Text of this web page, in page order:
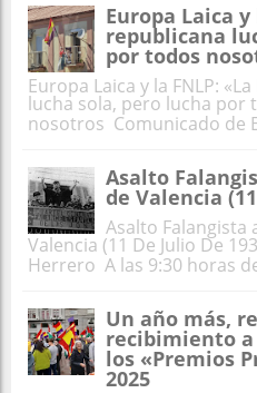
Europa Laica y
republicana
por todos
Europa Laica y la FNLP:
lucha sola, pero lucha por
nosotros Comunicado de
Asalto
de Valencia
Asalto Falangista
Valencia (11 De Julio De
Herrero A las 9:30 horas
Un año más,
recibimiento
los «Premios
2025